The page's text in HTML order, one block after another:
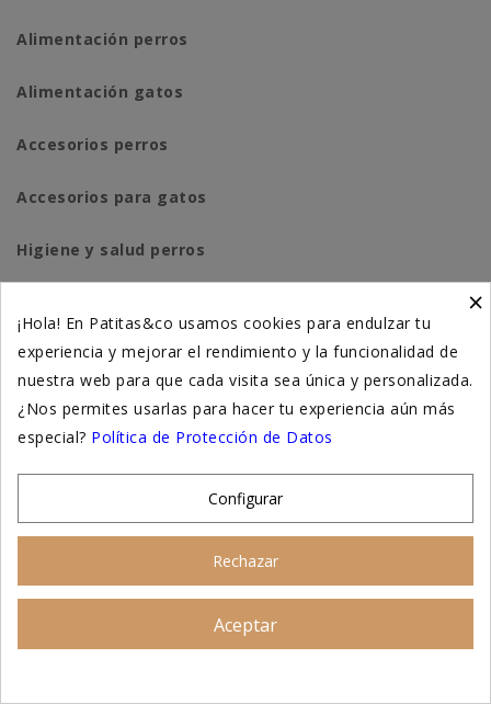
Alimentación perros
Alimentación gatos
Accesorios perros
Accesorios para gatos
Higiene y salud perros
Suplementación natural
Otros
×
¡Hola! En Patitas&co usamos cookies para endulzar tu
experiencia y mejorar el rendimiento y la funcionalidad de
nuestra web para que cada visita sea única y personalizada.
¿Nos permites usarlas para hacer tu experiencia aún más
especial? Política de Protección de Datos
Configurar
Rechazar
Aceptar